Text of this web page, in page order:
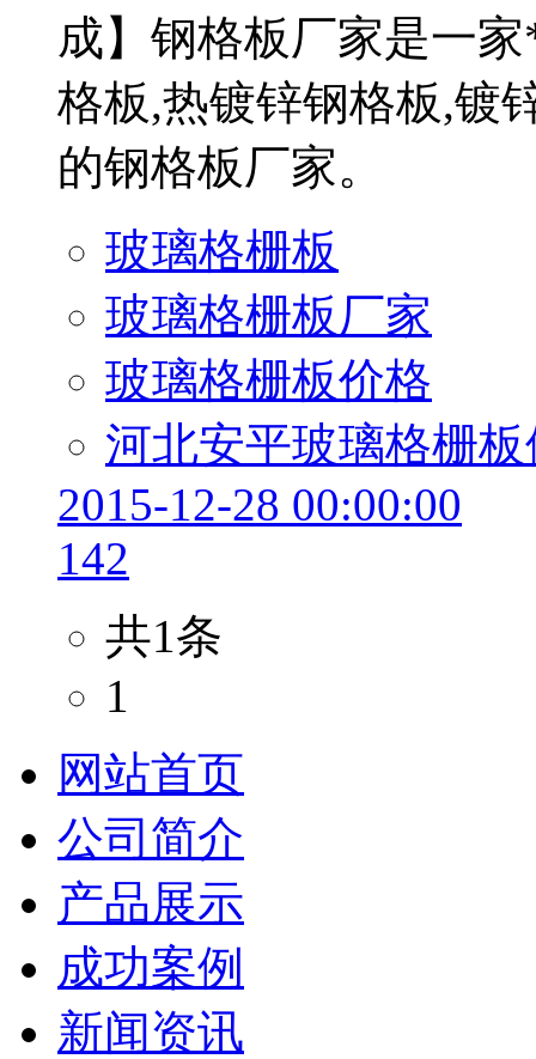
成】钢格板厂家是一
格板,热镀锌钢格板,镀
的钢格板厂家。
玻璃格栅板
玻璃格栅板厂家
玻璃格栅板价格
河北安平玻璃格栅
2015-12-28 00:00:00
142
共1条
1
网站首页
公司简介
产品展示
成功案例
新闻资讯